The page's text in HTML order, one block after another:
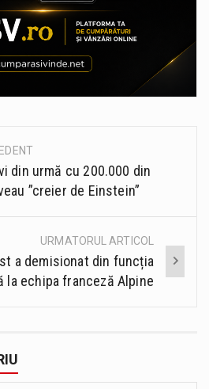
din urmă cu 200.000 din
”creier de Einstein”
URMATORUL ARTICOL
a demisionat din funcția
la echipa franceză Alpine